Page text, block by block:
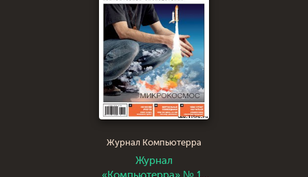
Журнал Компьютерра
Журнал